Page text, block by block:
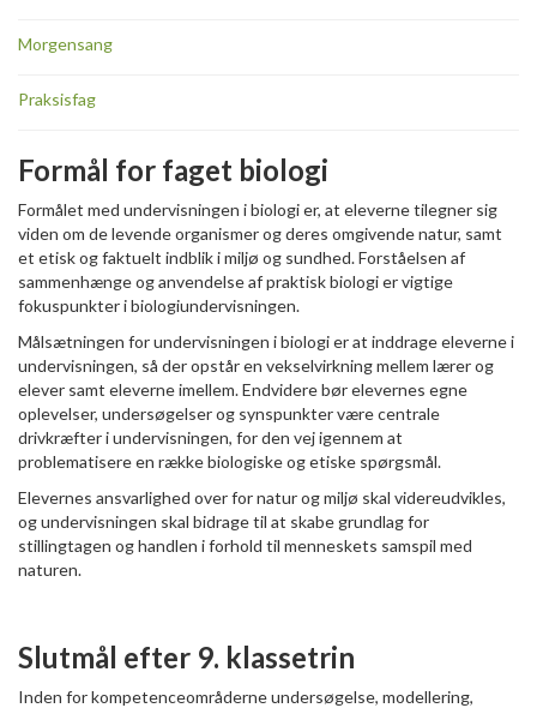
Morgensang
Praksisfag
Formål for faget biologi
Formålet med undervisningen i biologi er, at eleverne tilegner sig
viden om de levende organismer og deres omgivende natur, samt
et etisk og faktuelt indblik i miljø og sundhed. Forståelsen af
sammenhænge og anvendelse af praktisk biologi er vigtige
fokuspunkter i biologiundervisningen.
Målsætningen for undervisningen i biologi er at inddrage eleverne i
undervisningen, så der opstår en vekselvirkning mellem lærer og
elever samt eleverne imellem. Endvidere bør elevernes egne
oplevelser, undersøgelser og synspunkter være centrale
drivkræfter i undervisningen, for den vej igennem at
problematisere en række biologiske og etiske spørgsmål.
Elevernes ansvarlighed over for natur og miljø skal videreudvikles,
og undervisningen skal bidrage til at skabe grundlag for
stillingtagen og handlen i forhold til menneskets samspil med
naturen.
Slutmål efter 9. klassetrin
Inden for kompetenceområderne undersøgelse, modellering,